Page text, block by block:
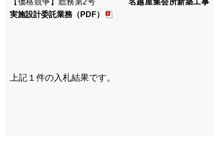
【価格競争】総務第2号 名越屋集会所新築工事
実施設計委託業務（PDF）
上記１件の入札結果です。